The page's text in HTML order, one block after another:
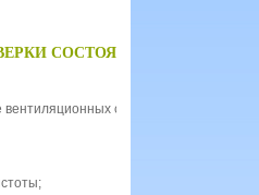
СОСТОЯНИЯ И ОЧИСТКИ
систем компании LIFA.